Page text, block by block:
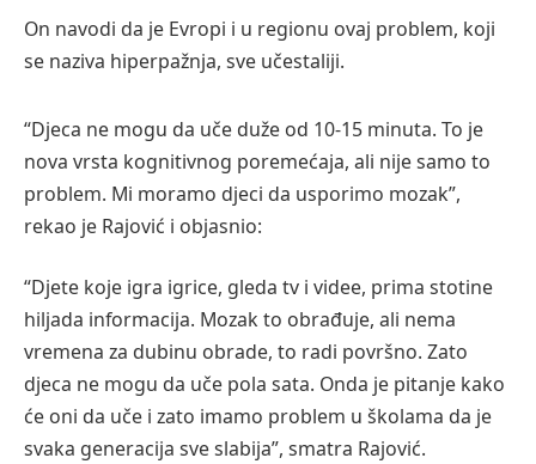
On navodi da je Evropi i u regionu ovaj problem, koji
se naziva hiperpažnja, sve učestaliji.
“Djeca ne mogu da uče duže od 10-15 minuta. To je
nova vrsta kognitivnog poremećaja, ali nije samo to
problem. Mi moramo djeci da usporimo mozak”,
rekao je Rajović i objasnio:
“Djete koje igra igrice, gleda tv i videe, prima stotine
hiljada informacija. Mozak to obrađuje, ali nema
vremena za dubinu obrade, to radi površno. Zato
djeca ne mogu da uče pola sata. Onda je pitanje kako
će oni da uče i zato imamo problem u školama da je
svaka generacija sve slabija”, smatra Rajović.